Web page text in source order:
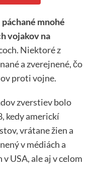
mnohé
vojakov na
Niektoré z
a zverejnené, čo
proti vojne.
zverstiev bolo
kedy americkí
vrátane žien a
v médiách a
USA, ale aj v celom